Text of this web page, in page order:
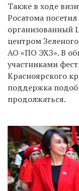
Также в ходе
Росатома
организованный
центром
АО «ПО ЭХЗ». В
участниками
Красноярского
поддержка
продолжаться.